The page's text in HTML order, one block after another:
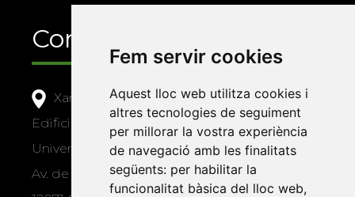
Fem servir cookies
Aquest lloc web utilitza cookies i
altres tecnologies de seguiment
per millorar la vostra experiència
de navegació amb les finalitats
següents: per habilitar la
funcionalitat bàsica del lloc web,
Contacte
Xarxa Vives d'Universitats
Edifici Àgora
Universitat Jaume I, local 10
Av. de Vicent Sos Baynat, s/n